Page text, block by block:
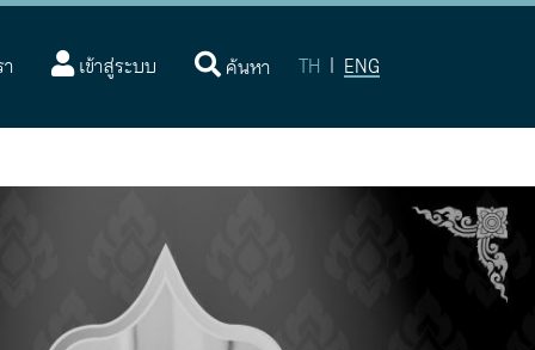
เข้าสู่ระบบ (current)ค้นหา TH | ENG